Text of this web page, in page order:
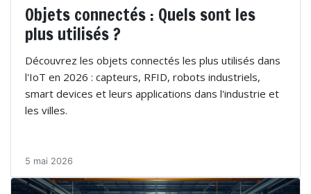
Objets connectés : Quels sont les
plus utilisés ?
Découvrez les objets connectés les plus utilisés dans
l'IoT en 2026 : capteurs, RFID, robots industriels,
smart devices et leurs applications dans l'industrie et
les villes.
5 mai 2026